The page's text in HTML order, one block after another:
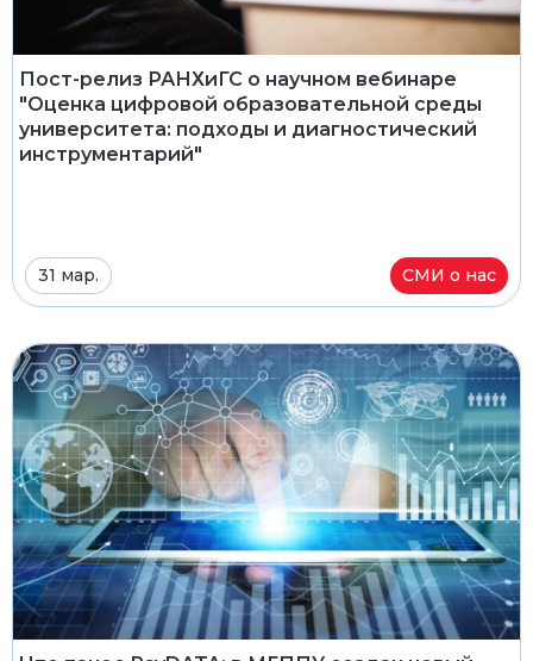
Пост-релиз РАНХиГС о научном вебинаре
"Оценка цифровой образовательной среды
университета: подходы и диагностический
инструментарий"
31 мар. СМИ о нас